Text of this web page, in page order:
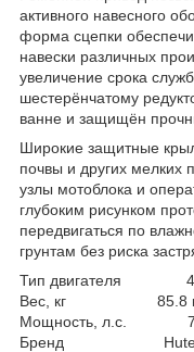
активного навесного
форма сцепки
навески различных
увеличение срока
шестерёнчатому
ванне и защищён
Широкие защитные
почвы и других мелких
узлы мотоблока и
глубоким рисунком
передвигаться по
грунтам без риска
Тип двигателя 4Т
Вес, кг 85.8
Мощность, л.с.
Бренд